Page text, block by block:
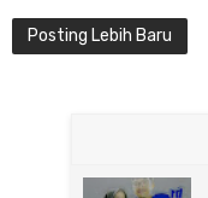
Posting Lebih Baru